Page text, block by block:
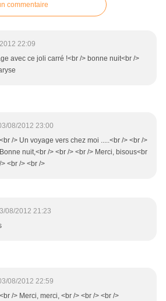
commentaire
22:09
avec ce joli carré !<br /> bonne nuit<br />
08/2012 23:00
/> Un voyage vers chez moi .....<br /> <br />
nuit,<br /> <br /> <br /> Merci, bisous<br
<br /> <br />
08/2012 21:23
08/2012 22:59
/> Merci, merci, <br /> <br /> <br />